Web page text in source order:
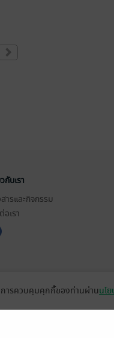
กับเรา
ารและกิจกรรม
เรา
การควบคุมคุกกี้ของท่านผ่านนโ